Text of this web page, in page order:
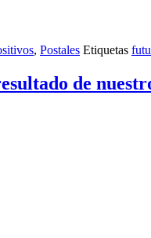
, Postales Etiquetas
de